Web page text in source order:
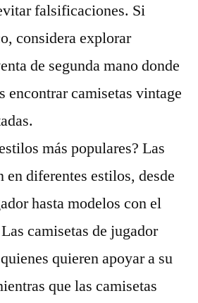
falsificaciones. Si
considera explorar
de segunda mano donde
encontrar camisetas vintage
más populares? Las
en diferentes estilos, desde
hasta modelos con el
camisetas de jugador
quieren apoyar a su
que las camisetas